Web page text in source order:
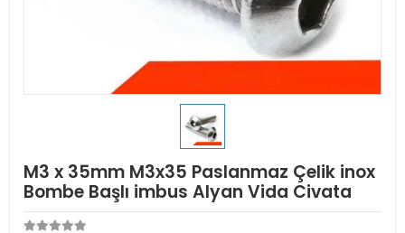
M3 x 35mm M3x35 Paslanmaz Çelik inox
Bombe Başlı imbus Alyan Vida Civata